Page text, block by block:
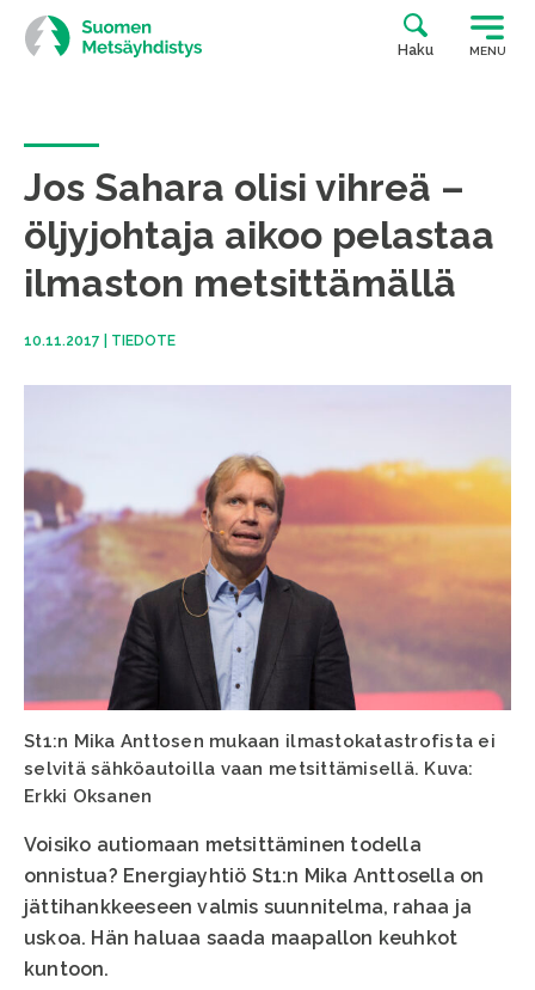
Siirry
suoraan
sisältöön
Haku MENU
Jos Sahara olisi vihreä –
öljyjohtaja aikoo pelastaa
ilmaston metsittämällä
10.11.2017 TIEDOTE
St1:n Mika Anttosen mukaan ilmastokatastrofista ei
selvitä sähköautoilla vaan metsittämisellä. Kuva:
Erkki Oksanen
Voisiko autiomaan metsittäminen todella
onnistua? Energiayhtiö St1:n Mika Anttosella on
jättihankkeeseen valmis suunnitelma, rahaa ja
uskoa. Hän haluaa saada maapallon keuhkot
kuntoon.